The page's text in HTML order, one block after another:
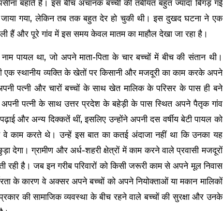
बहाते हैं। इस बीच अचानक बच्ची की तबीयत बहुत ज्यादा बिगड़ गई
गया, लेकिन तब तक बहुत देर हो चुकी थी। इस दुखद घटना ने एक
हैं और पूरे गांव में इस समय केवल मातम का माहौल देखा जा रहा है।
पायल था, जो अपने माता-पिता के चार बच्चों में बीच की संतान थी।
एक स्थानीय व्यक्ति के खेतों पर किसानी और मजदूरी का काम करके अपने
पत्नी और चारों बच्चों के साथ खेत मालिक के परिसर के पास ही बने
पत्नी के साथ उत्तर प्रदेश के बहेड़ी के पास स्थित अपने पैतृक गांव
और अन्य दिक्कतें थीं, इसलिए उन्होंने अपनी दस वर्षीय बेटी पायल को
वे काम करते थे। उन्हें इस बात का कतई अंदाजा नहीं था कि उनका यह
ग्रामीण और अर्ध-शहरी क्षेत्रों में काम करने वाले प्रवासी मजदूरों
है। जब इन गरीब परिवारों को किसी जरूरी काम से अपने मूल निवास
के कारण वे अक्सर अपने बच्चों को अपने नियोक्ताओं या मकान मालिकों
की सामाजिक व्यवस्था के बीच रहने वाले बच्चों की सुरक्षा और उनके